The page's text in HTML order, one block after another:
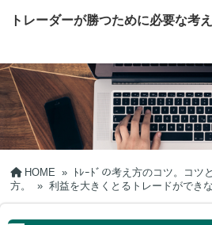
トレーダーが勝つために必要な考
HOME »
ﾄﾚｰﾄﾞの考え方のコツ。コツ
方。
» 利益を大きくとるトレードができ